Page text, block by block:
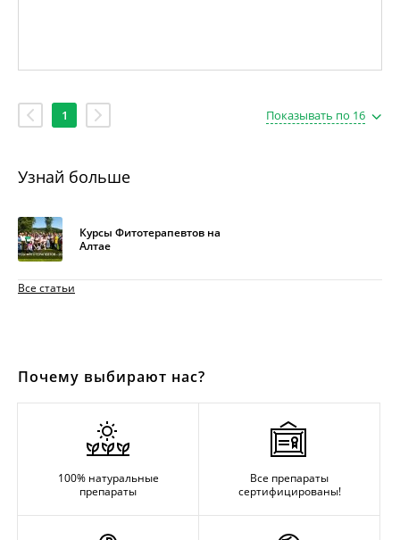
1 Показывать по 16
Узнай больше
Курсы Фитотерапевтов на
Алтае
Все статьи
Почему выбирают нас?
100% натуральные
препараты
Все препараты
сертифицированы!